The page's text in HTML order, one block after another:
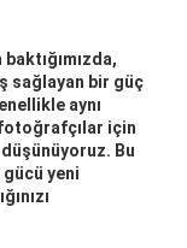
sağlayan bir güç
aynı
için
düşünüyoruz. Bu
yeni